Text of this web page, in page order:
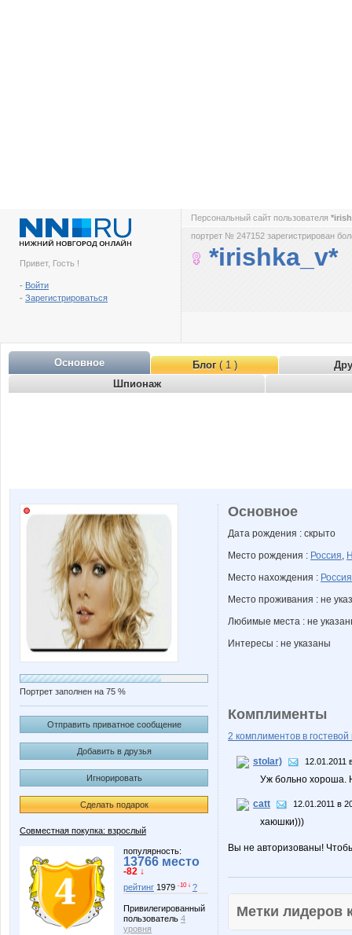
Привет, Гость !
- Войти
- Зарегистрироваться
Персональный сайт пользователя
портрет № 247152 зарегистрирован
*irishka_v*
Основное Блог( 1 )
Шпионаж
Портрет заполнен на 75 %
Отправить приватное сообщение
Добавить в друзья
Игнорировать
Сделать подарок
Совместная покупка: взрослый
популярность:
13766 место
-82 ↓
рейтинг 1979 -10 ↓ ?
Привилегированный
пользователь 4
уровня
Основное
Дата рождения : скрыто
Место рождения : Россия,
Место нахождения : Россия
Место проживания : не
Любимые места : не
Интересы : не указаны
Комплименты
2 комплиментов в гостевой
stolar) 12.01.2011
Уж больно хороша.
catt 12.01.2011 в
хаюшки)))
Вы не авторизованы!
Метки